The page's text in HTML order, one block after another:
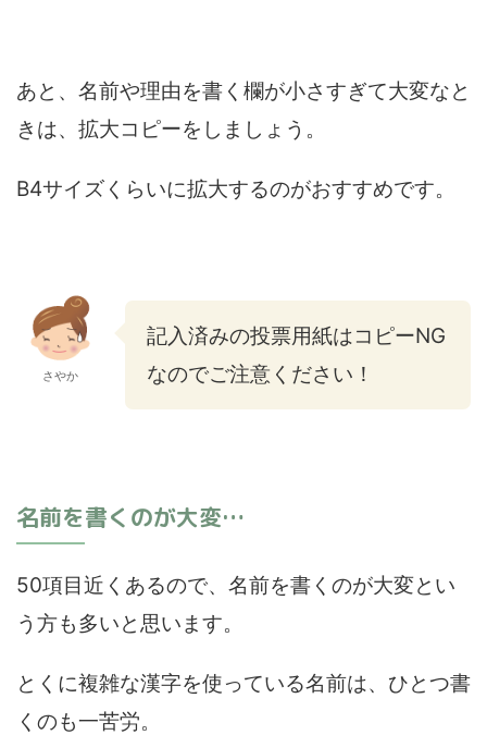
あと、名前や理由を書く欄が小さすぎて大変なと
きは、拡大コピーをしましょう。
B4サイズくらいに拡大するのがおすすめです。
さやか
記入済みの投票用紙はコピーNG
なのでご注意ください！
名前を書くのが大変…
50項目近くあるので、名前を書くのが大変とい
う方も多いと思います。
とくに複雑な漢字を使っている名前は、ひとつ書
くのも一苦労。